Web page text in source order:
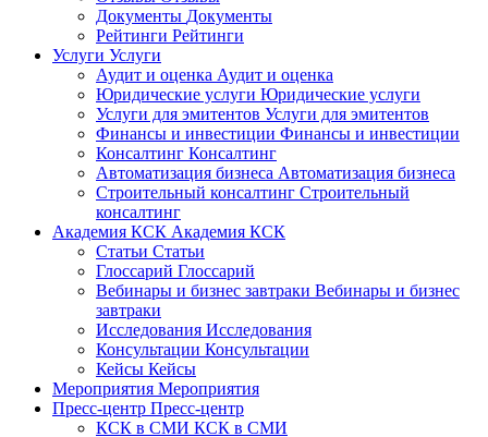
Документы Документы
Рейтинги Рейтинги
Услуги Услуги
Аудит и оценка Аудит и оценка
Юридические услуги Юридические услуги
Услуги для эмитентов Услуги для эмитентов
Финансы и инвестиции Финансы и инвестиции
Консалтинг Консалтинг
Автоматизация бизнеса Автоматизация бизнеса
Строительный консалтинг Строительный
консалтинг
Академия КСК Академия КСК
Статьи Статьи
Глоссарий Глоссарий
Вебинары и бизнес завтраки Вебинары и бизнес
завтраки
Исследования Исследования
Консультации Консультации
Кейсы Кейсы
Мероприятия Мероприятия
Пресс-центр Пресс-центр
КСК в СМИ КСК в СМИ